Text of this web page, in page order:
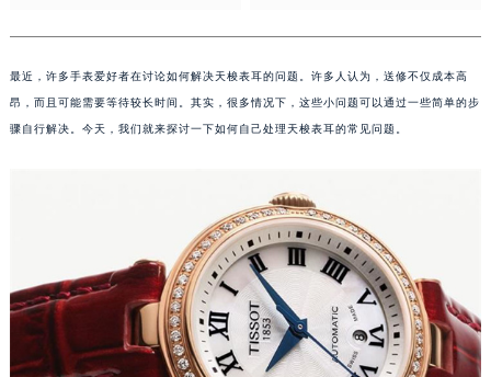
最近，许多手表爱好者在讨论如何解决天梭表耳的问题。许多人认为，送修不仅成本高
昂，而且可能需要等待较长时间。其实，很多情况下，这些小问题可以通过一些简单的步
骤自行解决。今天，我们就来探讨一下如何自己处理天梭表耳的常见问题。